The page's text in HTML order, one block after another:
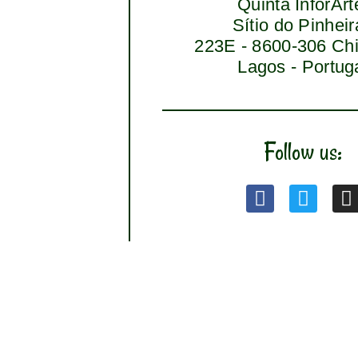
Quinta
Sítio do
223E - 8600-306
Lagos -
Follow us: